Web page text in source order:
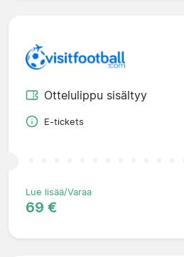
Ottelulippu sisältyy
E-tickets
Lue lisää/Varaa
69 €